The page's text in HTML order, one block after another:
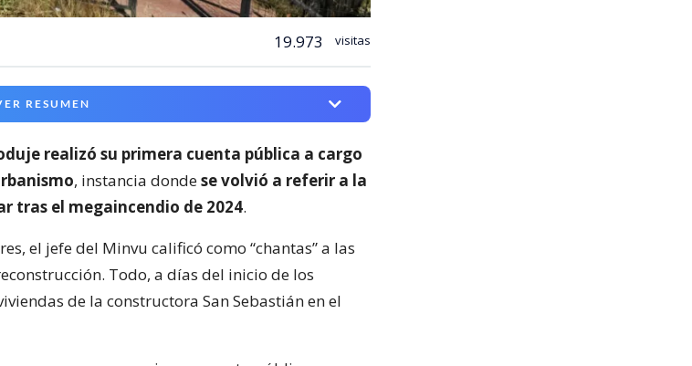
19.973 visitas
RESUMEN
realizó su primera cuenta pública a cargo
, instancia dondese volvió a referir a la
tras el megaincendio de 2024.
el jefe del Minvu calificó como “chantas” a las
Todo, a días del inicio de los
de la constructora San Sebastián en el